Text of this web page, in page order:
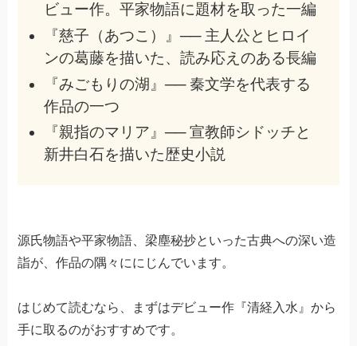
ビュー作。平家物語に題材を取った一編
『慈子（あつこ）』── 主人公とヒロイ
ンの葛藤を描いた、読み応えのある長編
『みごもりの湖』── 秦文学を代表する
作品の一つ
『親指のマリア』── 宣教師シドッチと
新井白石を描いた歴史小説
源氏物語や平家物語、梁塵秘抄といった古典への深い造
詣が、作品の隅々ににじんでいます。
はじめて読むなら、まずはデビュー作『清経入水』から
手に取るのがおすすめです。